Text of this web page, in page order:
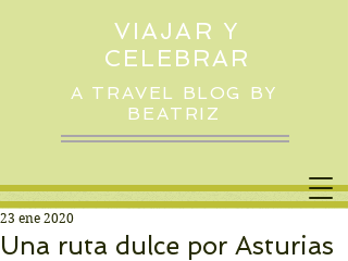
VIAJAR Y
CELEBRAR
A TRAVEL BLOG BY
BEATRIZ
Una ruta dulce por Asturias
23 ene 2020